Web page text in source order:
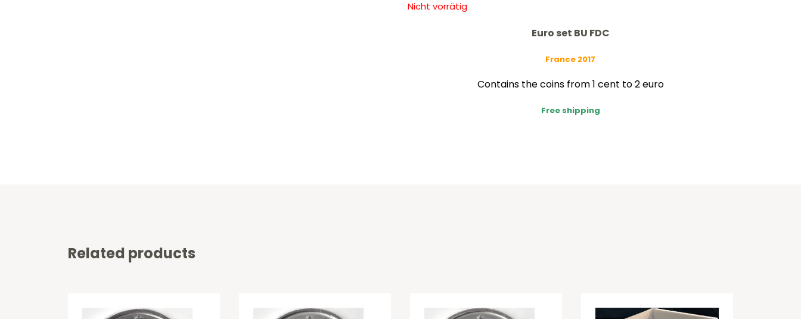
Nicht vorrätig
Euro set BU FDC
France 2017
Contains the coins from 1 cent to 2 euro
Free shipping
Related products